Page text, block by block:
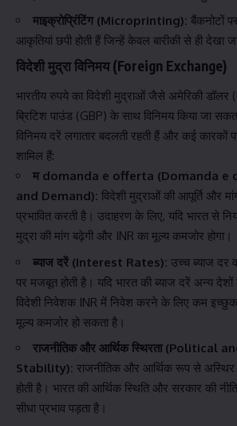
माइक्रोप्रिंटिंग (Microprinting): बैंकनोटों
आकृतियां छपी होती हैं जिन्हें केवल बारीकी से ही देखा
विदेशी मुद्रा विनिमय (Foreign Exchange)
भारतीय रुपये का विदेशी मुद्राओं जैसे अमेरिकी डॉलर
ब्रिटिश पाउंड (GBP) के साथ विनिमय किया जा
विनिमय दरें लगातार बदलती रहती हैं और कई कारकों
शामिल हैं:
म domanda e offerta (Domanda e
and Demand): विदेशी मुद्राओं की आपूर्ति और
प्रभावित करती है। उदाहरण के लिए, यदि भारत से
मुद्रा की मांग बढ़ेगी और INR का मूल्य कमजोर होगा।
ब्याज दरें (Interest Rates): उच्च ब्याज दर
पर मजबूत होती है। यदि भारत की ब्याज दरें अन्य
विदेशी निवेशक INR में निवेश करने के लिए कम इच्छुक
मूल्य कमजोर हो सकता है।
राजनीतिक और आर्थिक स्थिरता (Political
Stability): राजनीतिक और आर्थिक रूप से
होती है। भारत की आर्थिक स्थिति और सरकार की
सीधा प्रभाव पड़ता है।